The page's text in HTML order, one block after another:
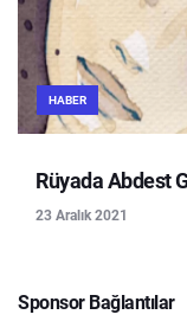
HABER
Rüyada Abdest
23 Aralık 2021
Sponsor Bağlantılar